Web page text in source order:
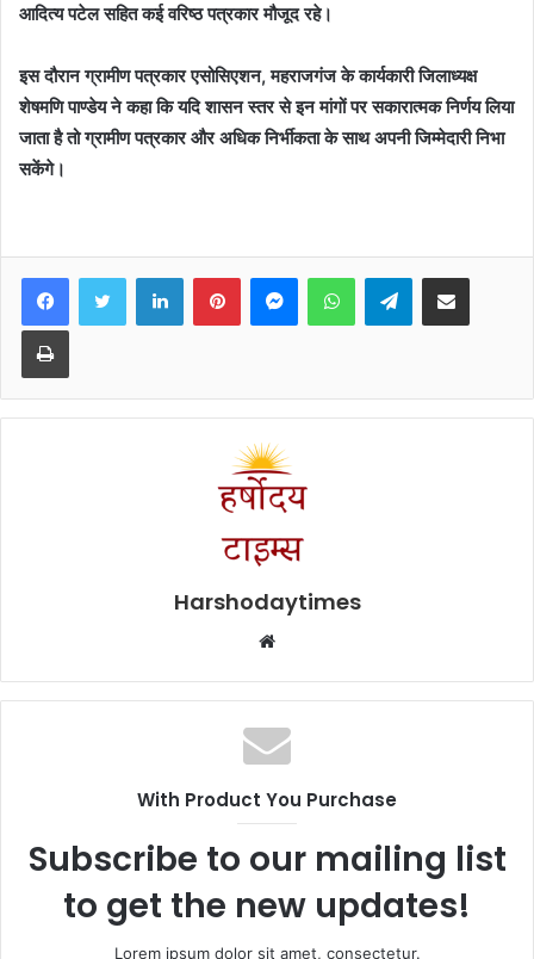
आदित्य पटेल सहित कई वरिष्ठ पत्रकार मौजूद रहे।
इस दौरान ग्रामीण पत्रकार एसोसिएशन, महराजगंज के कार्यकारी जिलाध्यक्ष
शेषमणि पाण्डेय ने कहा कि यदि शासन स्तर से इन मांगों पर सकारात्मक निर्णय लिया
जाता है तो ग्रामीण पत्रकार और अधिक निर्भीकता के साथ अपनी जिम्मेदारी निभा
सकेंगे।
FacebookTwitter LinkedInPinterestMessengerWhatsAppTelegramShare via Email
Print
Harshodaytimes
Website
With Product You Purchase
Subscribe to our mailing list
to get the new updates!
Lorem ipsum dolor sit amet, consectetur.